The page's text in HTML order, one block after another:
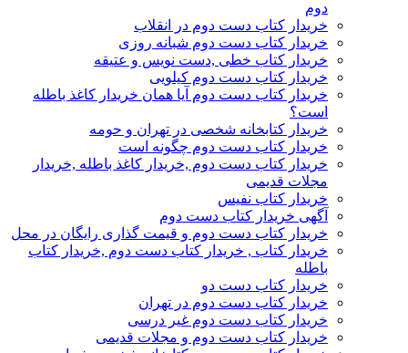
دوم
خریدار کتاب دست دوم در انقلاب
خریدار کتاب دست دوم شبانه روزی
خریدار کتاب خطی ,دست نویس و عتیقه
خریدار کتاب دست دوم کیلویی
خریدار کتاب دست دوم آیا همان خریدار کاغذ باطله
است؟
خریدار کتابخانه شخصی در تهران و حومه
خریدار کتاب دست دوم چگونه است
خریدار کتاب دست دوم ,خریدار کاغذ باطله ,خریدار
مجلات قدیمی
خریدار کتاب نفیس
آگهی خریدار کتاب دست دوم
خریدار کتاب دست دوم و قیمت گذاری رایگان در محل
خریدار کتاب , خریدار کتاب دست دوم ,خریدار کتاب
باطله
خریدار کتاب دست دو
خریدار کتاب دست دوم در تهران
خریدار کتاب دست دوم غیر درسی
خریدار کتاب دست دوم و مجلات قدیمی